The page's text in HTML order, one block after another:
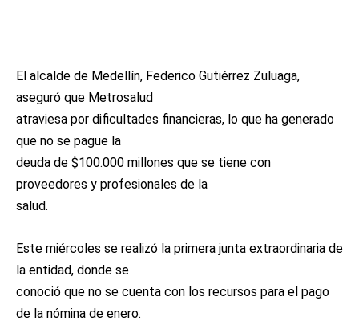
El alcalde de Medellín, Federico Gutiérrez Zuluaga,
aseguró que Metrosalud
atraviesa por dificultades financieras, lo que ha generado
que no se pague la
deuda de $100.000 millones que se tiene con
proveedores y profesionales de la
salud.
Este miércoles se realizó la primera junta extraordinaria de
la entidad, donde se
conoció que no se cuenta con los recursos para el pago
de la nómina de enero.